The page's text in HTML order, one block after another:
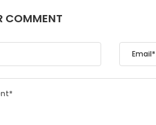
COMMENT